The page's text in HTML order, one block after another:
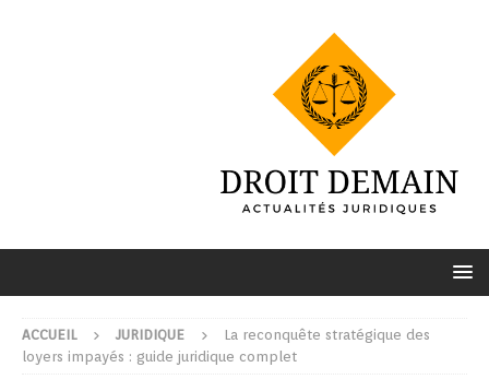
ACCUEIL JURIDIQUE
La reconquête stratégique des
loyers impayés : guide juridique complet